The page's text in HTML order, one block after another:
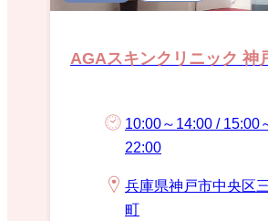
AGAスキンクリニック 神
10:00～14:00 / 15:00
22:00
兵庫県神戸市中央区
町